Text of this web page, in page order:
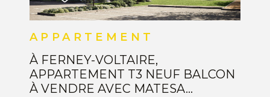
APPARTEMENT
À FERNEY-VOLTAIRE,
APPARTEMENT T3 NEUF BALCON
À VENDRE AVEC MATESA...